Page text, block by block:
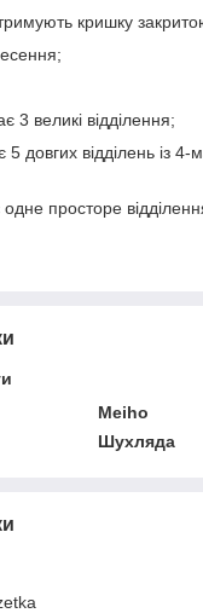
кришку
3 великі відділення;
довгих відділень із 4-
просторе
Meiho
Шухляда